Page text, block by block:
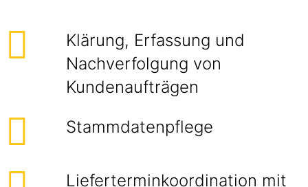
Klärung, Erfassung und
Nachverfolgung von
Kundenaufträgen
Stammdatenpflege
Lieferterminkoordination mit